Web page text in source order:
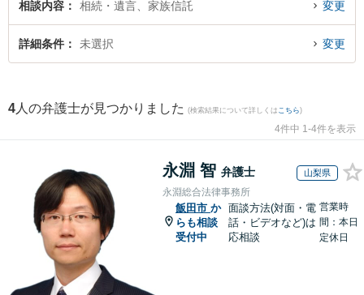
い』『家族信託のトラブル解決の実績豊富な近くの弁護士を検索したい』『初
回相談無料で家族信託を法律相談できる飯田市内の弁護士に相談予約したい』
などでお困りの相談者さんにおすすめです。
相談内容 相続・遺言、家族信託 変更
詳細条件 未選択 変更
4 人の弁護士が見つかりました (検索結果について詳しくは こちら)
4件中 1-4件を表示
永淵 智 弁護士 山梨県
永淵総合法律事務所
飯田市 か
らも相談
受付中
面談方法(対面・電
話・ビデオなど)は
応相談
営業時
間：本日
定休日